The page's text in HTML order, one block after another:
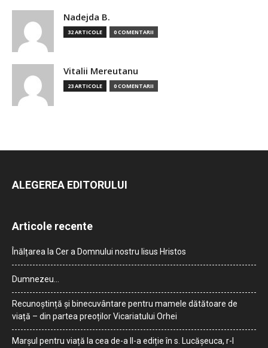
Nadejda B.
32 ARTICOLE 0 COMENTARII
Vitalii Mereutanu
23 ARTICOLE 0 COMENTARII
ALEGEREA EDITORULUI
Articole recente
Înălțarea la Cer a Domnului nostru Iisus Hristos
Dumnezeu…
Recunoștință și binecuvântare pentru mamele dătătoare de
viață – din partea preoților Vicariatului Orhei
Marșul pentru viață la cea de-a II-a ediție în s. Lucășeuca, r-l